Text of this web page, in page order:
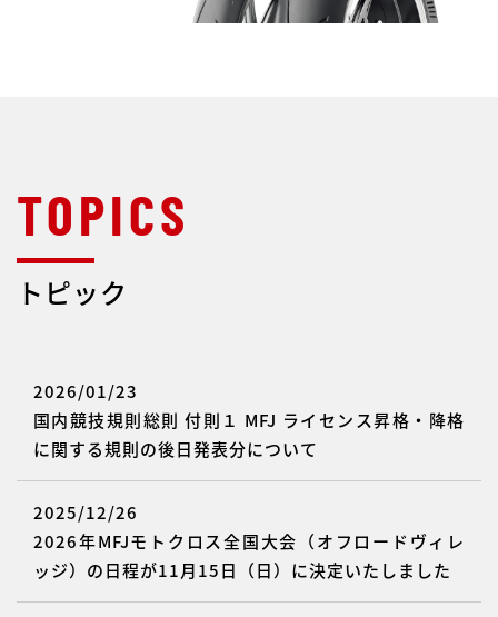
トピック
2026/01/23
国内競技規則総則 付則１ MFJ ライセンス昇格・降格
に関する規則の後日発表分について
2025/12/26
2026年MFJモトクロス全国大会（オフロードヴィレ
ッジ）の日程が11月15日（日）に決定いたしました